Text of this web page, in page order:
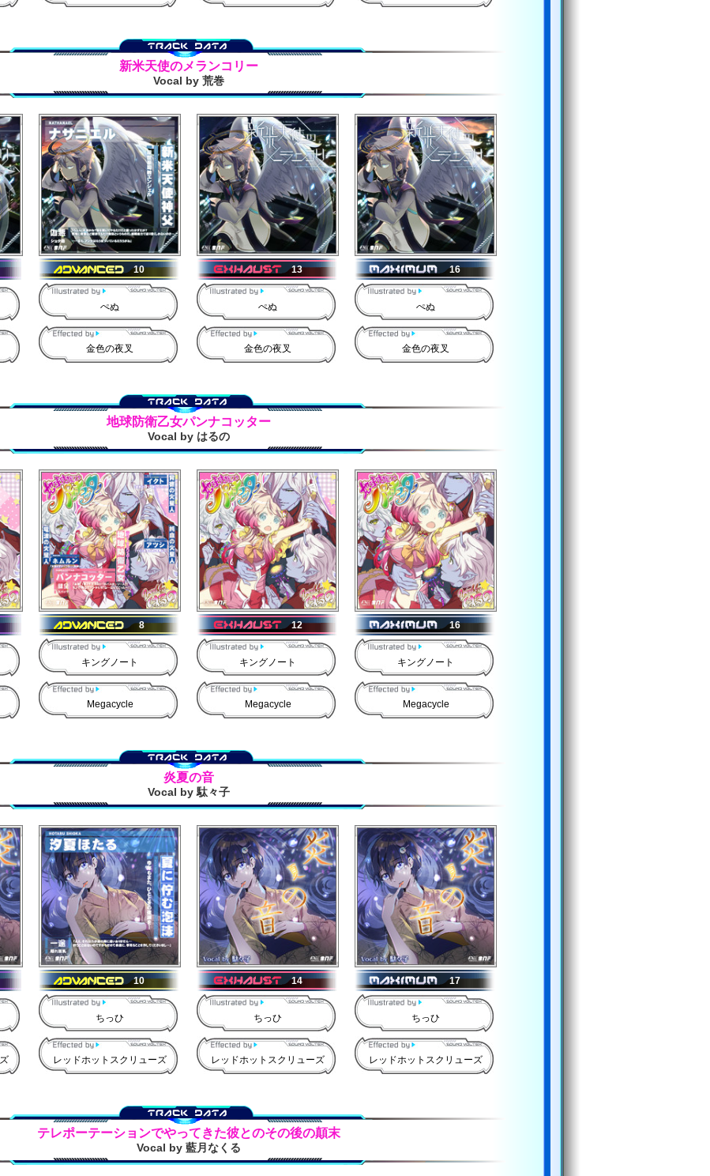
新米天使のメランコリー
Vocal by 荒巻
10
ぺぬ
金色の夜叉
13
ぺぬ
金色の夜叉
16
ぺぬ
金色の夜叉
地球防衛乙女パンナコッター
Vocal by はるの
8
キングノート
Megacycle
12
キングノート
Megacycle
16
キングノート
Megacycle
炎夏の音
Vocal by 駄々子
10
ちっひ
レッドホットスクリューズ
14
ちっひ
レッドホットスクリューズ
17
ちっひ
レッドホットスクリューズ
テレポーテーションでやってきた彼とのその後の顛末
Vocal by 藍月なくる